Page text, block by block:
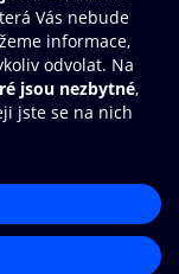
e-knihy a